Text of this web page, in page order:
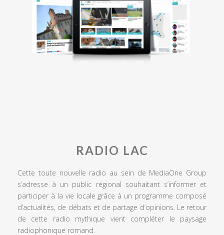
RADIO LAC
Cette toute nouvelle radio au sein de MediaOne Group
s’adresse à un public régional souhaitant s’informer et
participer à la vie locale grâce à un programme composé
d’actualités, de débats et de partage d’opinions. Le retour
de cette radio mythique vient compléter le paysage
radiophonique romand.